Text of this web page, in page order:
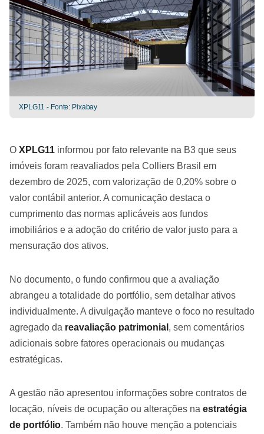
XPLG11 - Fonte: Pixabay
O XPLG11 informou por fato relevante na B3 que seus
imóveis foram reavaliados pela Colliers Brasil em
dezembro de 2025, com valorização de 0,20% sobre o
valor contábil anterior. A comunicação destaca o
cumprimento das normas aplicáveis aos fundos
imobiliários e a adoção do critério de valor justo para a
mensuração dos ativos.
No documento, o fundo confirmou que a avaliação
abrangeu a totalidade do portfólio, sem detalhar ativos
individualmente. A divulgação manteve o foco no resultado
agregado da reavaliação patrimonial , sem comentários
adicionais sobre fatores operacionais ou mudanças
estratégicas.
A gestão não apresentou informações sobre contratos de
locação, níveis de ocupação ou alterações na estratégia
de portfólio. Também não houve menção a potenciais